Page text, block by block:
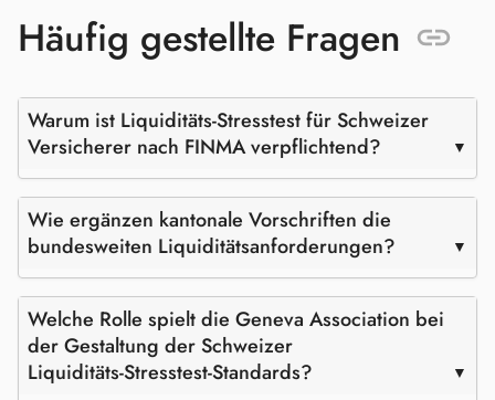
Häufig gestellte Fragen
Warum ist Liquiditäts‑Stresstest für Schweizer
Versicherer nach FINMA verpflichtend?
Wie ergänzen kantonale Vorschriften die
bundesweiten Liquiditätsanforderungen?
Welche Rolle spielt die Geneva Association bei
der Gestaltung der Schweizer
Liquiditäts‑Stresstest‑Standards?